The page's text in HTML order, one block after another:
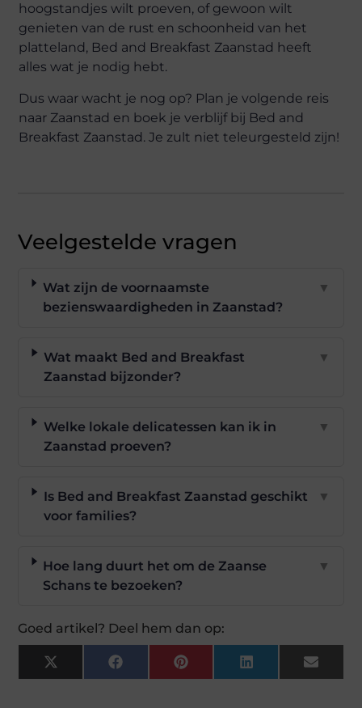
hoogstandjes wilt proeven, of gewoon wilt
genieten van de rust en schoonheid van het
platteland, Bed and Breakfast Zaanstad heeft
alles wat je nodig hebt.
Dus waar wacht je nog op? Plan je volgende reis
naar Zaanstad en boek je verblijf bij Bed and
Breakfast Zaanstad. Je zult niet teleurgesteld zijn!
Veelgestelde vragen
Wat zijn de voornaamste
bezienswaardigheden in Zaanstad?
▼
Wat maakt Bed and Breakfast
Zaanstad bijzonder?
▼
Welke lokale delicatessen kan ik in
Zaanstad proeven?
▼
Is Bed and Breakfast Zaanstad geschikt
voor families?
▼
Hoe lang duurt het om de Zaanse
Schans te bezoeken?
▼
Goed artikel? Deel hem dan op:
X
(Twitter)
FacebookPinterestLinkedIn Email